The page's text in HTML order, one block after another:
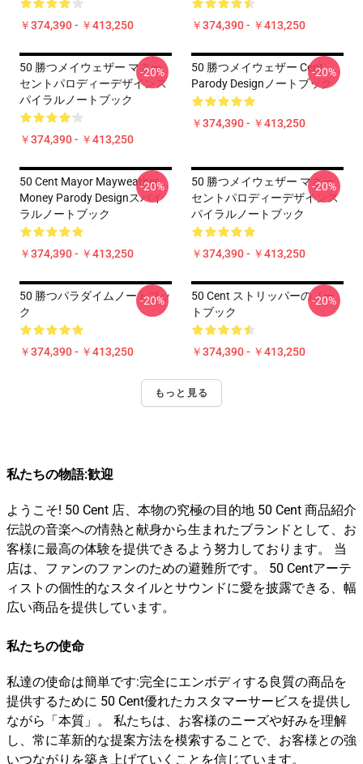
￥374,390 - ￥413,250 ￥374,390 - ￥413,250
50 勝つメイウェザー マネー
セントパロディーデザインス
パイラルノートブック
￥374,390 - ￥413,250
-20%
50 勝つメイウェザー Cent
Parody Designノートブック
￥374,390 - ￥413,250
-20%
50 Cent Mayor Mayweather
Money Parody Designスパイ
ラルノートブック
￥374,390 - ￥413,250
-20%
50 勝つメイウェザー マネー
セントパロディーデザインス
パイラルノートブック
￥374,390 - ￥413,250
-20%
50 勝つパラダイムノートブッ
ク
￥374,390 - ￥413,250
-20%
50 Cent ストリッパーのノー
トブック
￥374,390 - ￥413,250
-20%
もっと見る
私たちの物語:歓迎
ようこそ! 50 Cent 店、本物の究極の目的地 50 Cent 商品紹介
伝説の音楽への情熱と献身から生まれたブランドとして、お
客様に最高の体験を提供できるよう努力しております。 当
店は、ファンのファンのための避難所です。 50 Centアーテ
ィストの個性的なスタイルとサウンドに愛を披露できる、幅
広い商品を提供しています。
私たちの使命
私達の使命は簡単です:完全にエンボディする良質の商品を
提供するために 50 Cent優れたカスタマーサービスを提供し
ながら「本質」。 私たちは、お客様のニーズや好みを理解
し、常に革新的な提案方法を模索することで、お客様との強
いつながりを築き上げていくことを信じています。